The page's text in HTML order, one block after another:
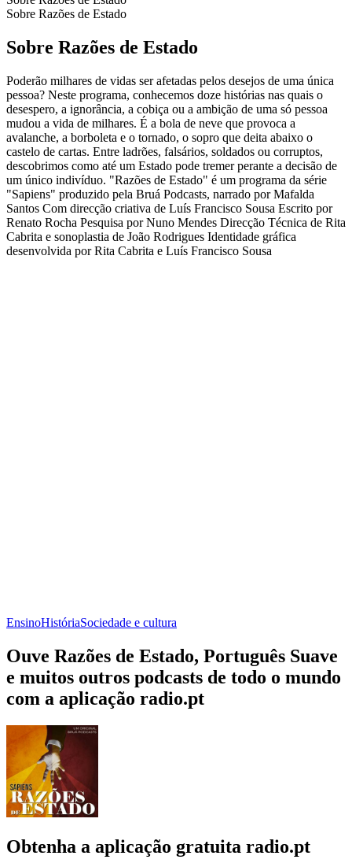
Sobre Razões de Estado
Sobre Razões de Estado
Poderão milhares de vidas ser afetadas pelos desejos de uma única
pessoa? Neste programa, conhecemos doze histórias nas quais o
desespero, a ignorância, a cobiça ou a ambição de uma só pessoa
mudou a vida de milhares. É a bola de neve que provoca a
avalanche, a borboleta e o tornado, o sopro que deita abaixo o
castelo de cartas. Entre ladrões, falsários, soldados ou corruptos,
descobrimos como até um Estado pode tremer perante a decisão de
um único indivíduo. "Razões de Estado" é um programa da série
"Sapiens" produzido pela Bruá Podcasts, narrado por Mafalda
Santos Com direcção criativa de Luís Francisco Sousa Escrito por
Renato Rocha Pesquisa por Nuno Mendes Direcção Técnica de Rita
Cabrita e sonoplastia de João Rodrigues Identidade gráfica
desenvolvida por Rita Cabrita e Luís Francisco Sousa
EnsinoHistóriaSociedade e cultura
Ouve Razões de Estado, Português Suave
e muitos outros podcasts de todo o mundo
com a aplicação radio.pt
Obtenha a aplicação gratuita radio.pt